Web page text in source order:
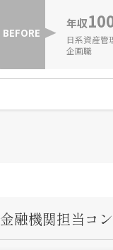
BEFORE
年収
日系資産管
企画職
金融機関担当コ